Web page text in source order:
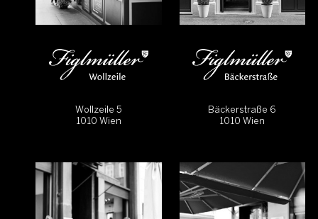
Wollzeile 5
1010 Wien
Bäckerstraße 6
1010 Wien